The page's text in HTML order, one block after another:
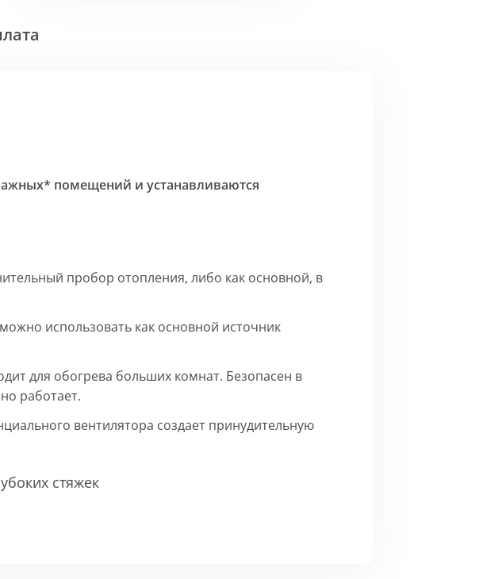
помещений и устанавливаются
пробор отопления, либо как основной, в
использовать как основной источник
для обогрева больших комнат. Безопасен в
работает.
вентилятора создает принудительную
стяжек